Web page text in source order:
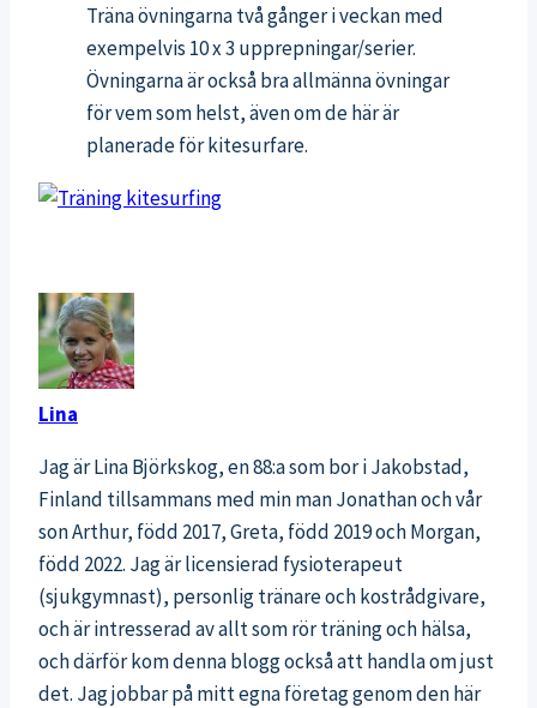
Träna övningarna två gånger i veckan med
exempelvis 10 x 3 upprepningar/serier.
Övningarna är också bra allmänna övningar
för vem som helst, även om de här är
planerade för kitesurfare.
Lina
Jag är Lina Björkskog, en 88:a som bor i Jakobstad,
Finland tillsammans med min man Jonathan och vår
son Arthur, född 2017, Greta, född 2019 och Morgan,
född 2022. Jag är licensierad fysioterapeut
(sjukgymnast), personlig tränare och kostrådgivare,
och är intresserad av allt som rör träning och hälsa,
och därför kom denna blogg också att handla om just
det. Jag jobbar på mitt egna företag genom den här